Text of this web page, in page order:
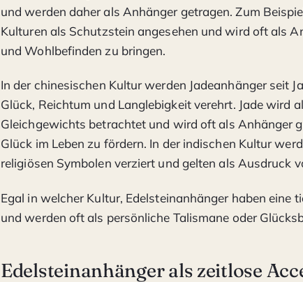
und werden daher als Anhänger getragen. Zum
Kulturen als Schutzstein angesehen und wird oft als
und Wohlbefinden zu bringen.
In der chinesischen Kultur werden Jadeanhänger seit
Glück, Reichtum und Langlebigkeit verehrt. Jade wird
Gleichgewichts betrachtet und wird oft als Anhänger
Glück im Leben zu fördern. In der indischen Kultur
religiösen Symbolen verziert und gelten als Ausdruck
Egal in welcher Kultur, Edelsteinanhänger haben eine
und werden oft als persönliche Talismane oder
Edelsteinanhänger als zeitlose